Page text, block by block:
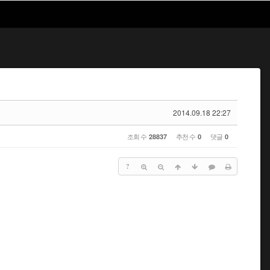
2014.09.18 22:27
조회 수 28837 추천 수 0 댓글 0
?